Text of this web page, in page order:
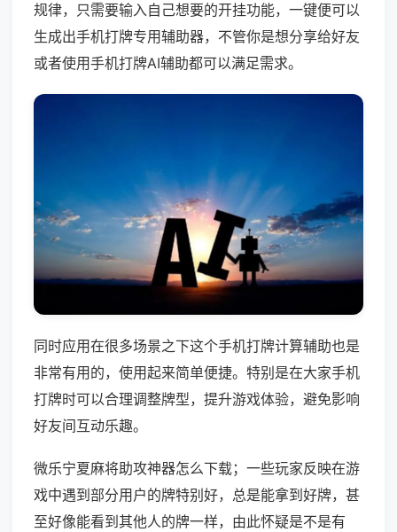
规律，只需要输入自己想要的开挂功能，一键便可以
生成出手机打牌专用辅助器，不管你是想分享给好友
或者使用手机打牌AI辅助都可以满足需求。
同时应用在很多场景之下这个手机打牌计算辅助也是
非常有用的，使用起来简单便捷。特别是在大家手机
打牌时可以合理调整牌型，提升游戏体验，避免影响
好友间互动乐趣。
微乐宁夏麻将助攻神器怎么下载；一些玩家反映在游
戏中遇到部分用户的牌特别好，总是能拿到好牌，甚
至好像能看到其他人的牌一样，由此怀疑是不是有